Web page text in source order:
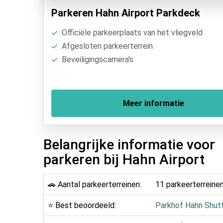
Parkeren Hahn Airport Parkdeck
Officiële parkeerplaats van het vliegveld
Afgesloten parkeerterrein
Beveiligingscamera's
Meer informatie
Belangrijke informatie voor
parkeren bij Hahn Airport
🚗 Aantal parkeerterreinen: 11
⭐ Best beoordeeld: Parkhof Hahn